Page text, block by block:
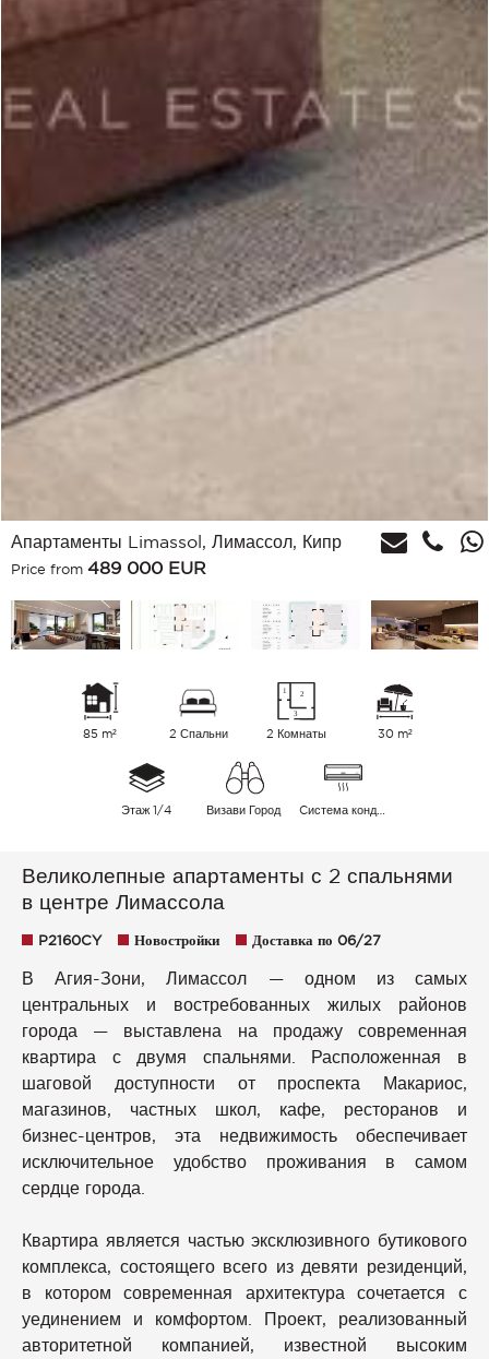
Апартаменты Limassol, Лимассол, Кипр
Price from 489 000 EUR
85 m² 2 Спальни 2 Комнаты 30 m²
Этаж 1/4 Визави Город
Великолепные апартаменты с 2 спальнями
в центре Лимассола
P2160CY Новостройки Доставка по 06/27
В Агия-Зони, Лимассол — одном из самых
центральных и востребованных жилых районов
города — выставлена на продажу современная
квартира с двумя спальнями. Расположенная в
шаговой доступности от проспекта Макариос,
магазинов, частных школ, кафе, ресторанов и
бизнес-центров, эта недвижимость обеспечивает
исключительное удобство проживания в самом
сердце города.
Квартира является частью эксклюзивного бутикового
комплекса, состоящего всего из девяти резиденций,
в котором современная архитектура сочетается с
уединением и комфортом. Проект, реализованный
авторитетной компанией, известной высоким